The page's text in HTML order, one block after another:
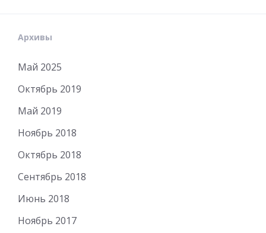
Архивы
Май 2025
Октябрь 2019
Май 2019
Ноябрь 2018
Октябрь 2018
Сентябрь 2018
Июнь 2018
Ноябрь 2017